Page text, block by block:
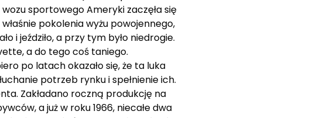
sportowego Ameryki zaczęła się
pokolenia wyżu powojennego,
i jeździło, a przy tym było niedrogie.
a do tego coś taniego.
po latach okazało się, że ta luka
potrzeb rynku i spełnienie ich.
Zakładano roczną produkcję na
a już w roku 1966, niecałe dwa